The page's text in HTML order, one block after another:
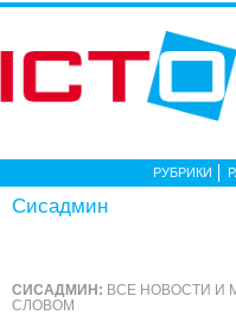
РУБРИКИ
Сисадмин
СИСАДМИН: ВСЕ НОВОСТИ И
СЛОВОМ